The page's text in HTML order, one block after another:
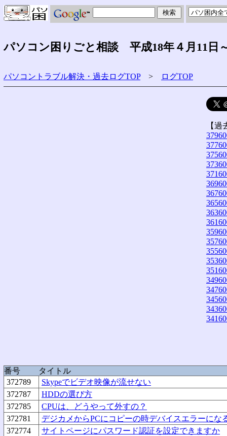
パソコン困りごと相談 平成18年４月11日
パソコントラブル解決・過去ログTOP> ログTOP
【
番号
タイトル
372789
Skypeでビデオ映像が流せない
372787
HDDの選び方
372785
CPUは、どうやって外すの？
372781
デジカメからPCにコピーの時デバイスエラーにな
372774
サイトページにパスワード認証を設定できますか